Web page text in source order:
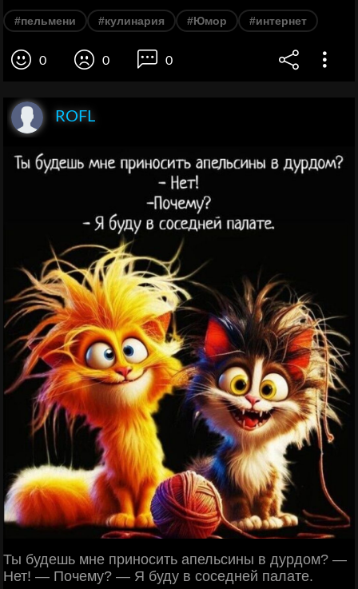
#пельмени #кулинария #Юмор #интернет
0 0 0
ROFL
Ты будешь мне приносить апельсины в дурдом? —
Нет! — Почему? — Я буду в соседней палате.